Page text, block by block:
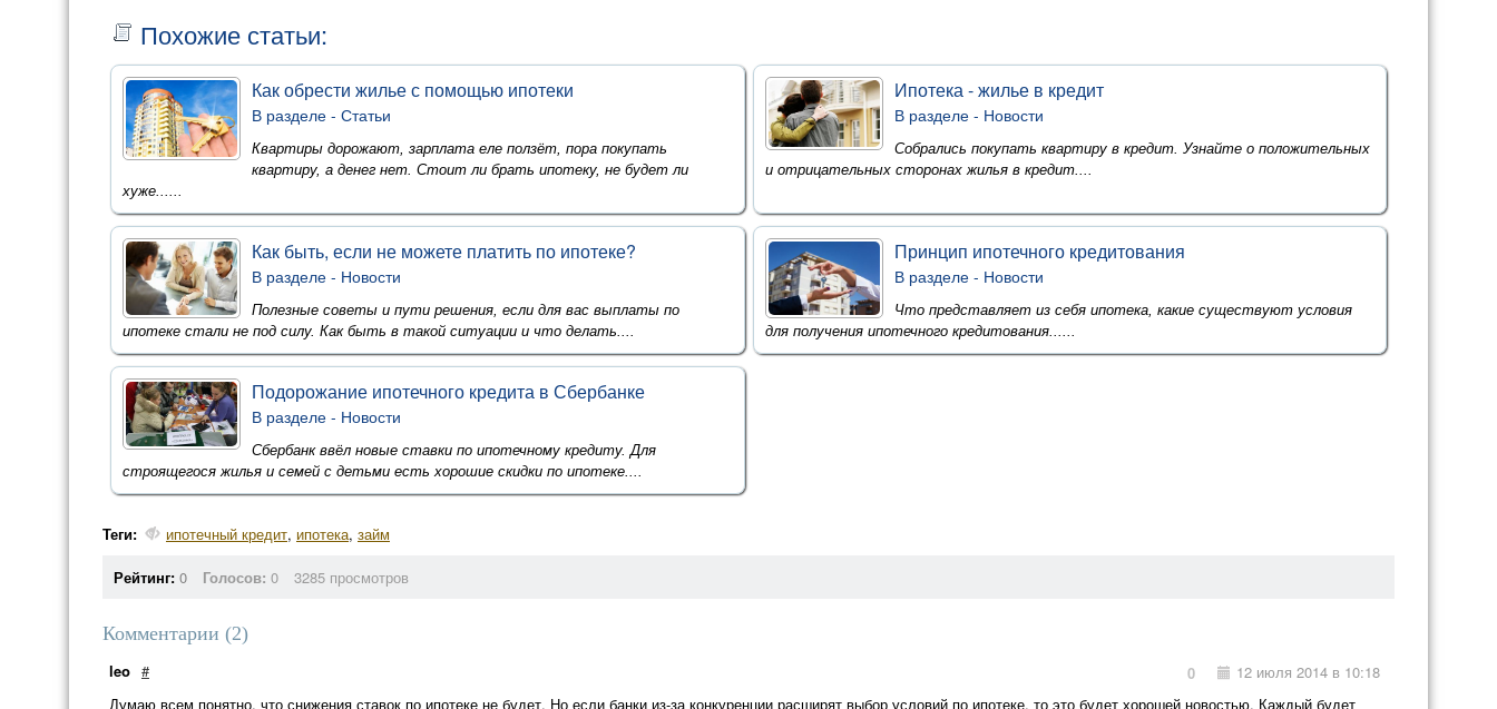
Похожие статьи:
Как обрести жилье с помощью ипотеки
В разделе - Статьи
Квартиры дорожают, зарплата еле ползёт, пора покупать
квартиру, а денег нет. Стоит ли брать ипотеку, не будет ли
хуже......
Ипотека - жилье в кредит
В разделе - Новости
Собрались покупать квартиру в кредит. Узнайте о положительных
и отрицательных сторонах жилья в кредит....
Как быть, если не можете платить по ипотеке?
В разделе - Новости
Полезные советы и пути решения, если для вас выплаты по
ипотеке стали не под силу. Как быть в такой ситуации и что делать....
Принцип ипотечного кредитования
В разделе - Новости
Что представляет из себя ипотека, какие существуют условия
для получения ипотечного кредитования......
Подорожание ипотечного кредита в Сбербанке
В разделе - Новости
Сбербанк ввёл новые ставки по ипотечному кредиту. Для
строящегося жилья и семей с детьми есть хорошие скидки по ипотеке....
Теги: ипотечный кредит, ипотека, займ
Рейтинг: 0 Голосов: 0 3285 просмотров
Комментарии (2)
leo # 12 июля 2014 в 10:18
0
Думаю всем понятно, что снижения ставок по ипотеке не будет. Но если банки из-за конкуренции расширят выбор условий по ипотеке, то это будет хорошей новостью. Каждый будет